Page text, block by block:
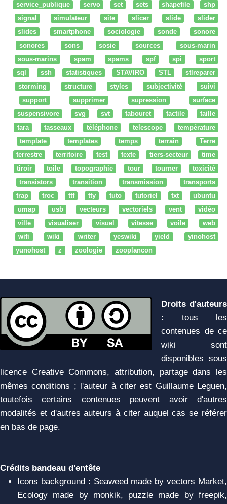
service_publique
servo set sets shapefile
shp
signal
simulateur site slicer slide
slider
slides
smartphone sociologie sonde
sonore
sonores
sons sosie sources
sous-marin
sous-marins
spam spams spf spi
sport
sql
ssh statistiques STAVIRO STL
stlreparer
storming
structure styles subjectivité
suivi
support
supprimer supression
surface
suspensivore
svg svt tabouret tactile
taille
tara
tasseaux téléphone telescope
température
template
templates temps terrain
Terre
terrestre
territoire test texte tiers-secteur
time
tiroir
toile topographie tour tourner
toxicité
transistors
transition transmission
transports
trap
troc ttf tty tuto tutoriel txt
ubuntu
umap
usb vecteurs vectoriels vent
vidéo
ville
visualiser visuel vitesse voile
web
wifi
wiki writer yeswiki yield
yinohost
yunohost
z zoologie zooplancon
Droits d'auteurs
:
tous les
contenues de ce
wiki sont
disponibles sous
licence Creative Commons, attribution, partage dans les
mêmes conditions ; l'auteur à citer est Guillaume Leguen,
toutefois certains contenues peuvent avoir d'autres
modalités et d'autres auteurs à citer auquel cas se référer
en bas de page.
Crédits bandeau d'entête
Icons background : Seaweed made by vectors Market,
Ecology made by monkik, puzzle made by freepik,